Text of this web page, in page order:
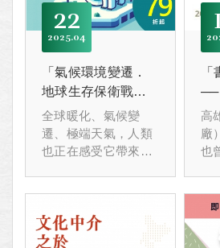
22
04
2025
「氣候環境變遷．
地球生存保衛戰」
線上書展
全球暖化、氣候變
遷、極端天氣，人類
也正在感受它帶來的
籍，關心這個星球，
實踐綠色生活，打造
──
開
華
高
廠
也
年
4